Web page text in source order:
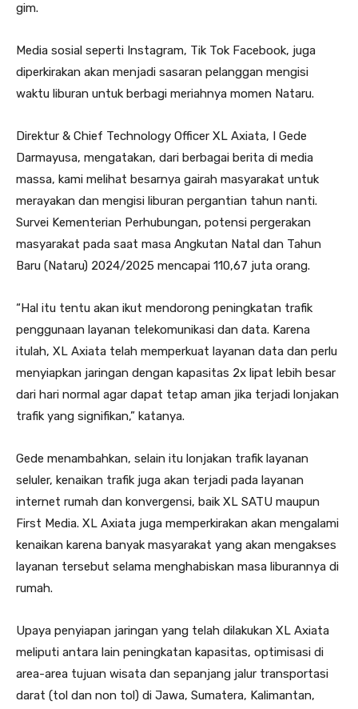
gim.
Media sosial seperti Instagram, Tik Tok Facebook, juga
diperkirakan akan menjadi sasaran pelanggan mengisi
waktu liburan untuk berbagi meriahnya momen Nataru.
Direktur & Chief Technology Officer XL Axiata, I Gede
Darmayusa, mengatakan, dari berbagai berita di media
massa, kami melihat besarnya gairah masyarakat untuk
merayakan dan mengisi liburan pergantian tahun nanti.
Survei Kementerian Perhubungan, potensi pergerakan
masyarakat pada saat masa Angkutan Natal dan Tahun
Baru (Nataru) 2024/2025 mencapai 110,67 juta orang.
“Hal itu tentu akan ikut mendorong peningkatan trafik
penggunaan layanan telekomunikasi dan data. Karena
itulah, XL Axiata telah memperkuat layanan data dan perlu
menyiapkan jaringan dengan kapasitas 2x lipat lebih besar
dari hari normal agar dapat tetap aman jika terjadi lonjakan
trafik yang signifikan,” katanya.
Gede menambahkan, selain itu lonjakan trafik layanan
seluler, kenaikan trafik juga akan terjadi pada layanan
internet rumah dan konvergensi, baik XL SATU maupun
First Media. XL Axiata juga memperkirakan akan mengalami
kenaikan karena banyak masyarakat yang akan mengakses
layanan tersebut selama menghabiskan masa liburannya di
rumah.
Upaya penyiapan jaringan yang telah dilakukan XL Axiata
meliputi antara lain peningkatan kapasitas, optimisasi di
area-area tujuan wisata dan sepanjang jalur transportasi
darat (tol dan non tol) di Jawa, Sumatera, Kalimantan,